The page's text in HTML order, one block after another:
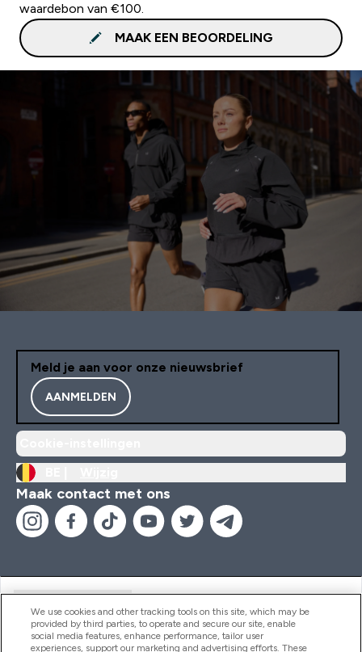
waardebon van €100.
MAAK EEN BEOORDELING
Meld je aan voor onze nieuwsbrief
AANMELDEN
Maak contact met ons
We use cookies and other tracking tools on this site, which may be
provided by third parties, to operate and secure our site, enable
social media features, enhance performance, tailor user
experiences, support our marketing and advertising efforts. These